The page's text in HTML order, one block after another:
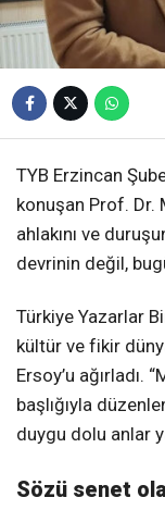
TYB Erzincan
konuşan Prof. Dr.
ahlakını ve
devrinin değil,
Türkiye Yazarlar
kültür ve fikir
Ersoy’u ağırladı.
başlığıyla
duygu dolu anlar
Sözü senet